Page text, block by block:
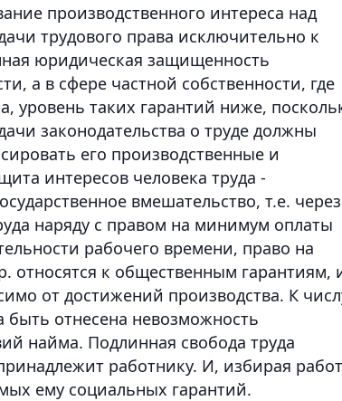
производственного интереса над
трудового права исключительно к
юридическая защищенность
а в сфере частной собственности, где
уровень таких гарантий ниже,
законодательства о труде должны
его производственные и
интересов человека труда -
вмешательство, т.е. через
наряду с правом на минимум оплаты
рабочего времени, право на
относятся к общественным гарантиям,
от достижений производства. К
отнесена невозможность
найма. Подлинная свобода труда
работнику. И, избирая
ему социальных гарантий.